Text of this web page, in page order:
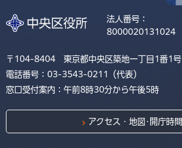
法人番号：
8000020131024
〒104-8404 東京都中央区築地一丁目1番1号
電話番号：03-3543-0211（代表）
窓口受付案内：午前8時30分から午後5時
アクセス・地図･開庁時間